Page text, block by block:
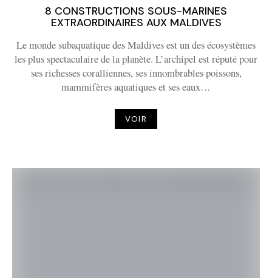
8 CONSTRUCTIONS SOUS-MARINES
EXTRAORDINAIRES AUX MALDIVES
Le monde subaquatique des Maldives est un des écosystèmes
les plus spectaculaire de la planète. L’archipel est réputé pour
ses richesses coralliennes, ses innombrables poissons,
mammifères aquatiques et ses eaux…
VOIR